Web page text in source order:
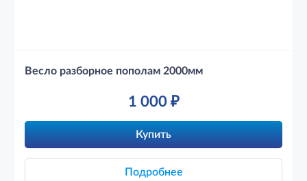
Весло разборное пополам 2000мм
1 000₽
Купить
Подробнее